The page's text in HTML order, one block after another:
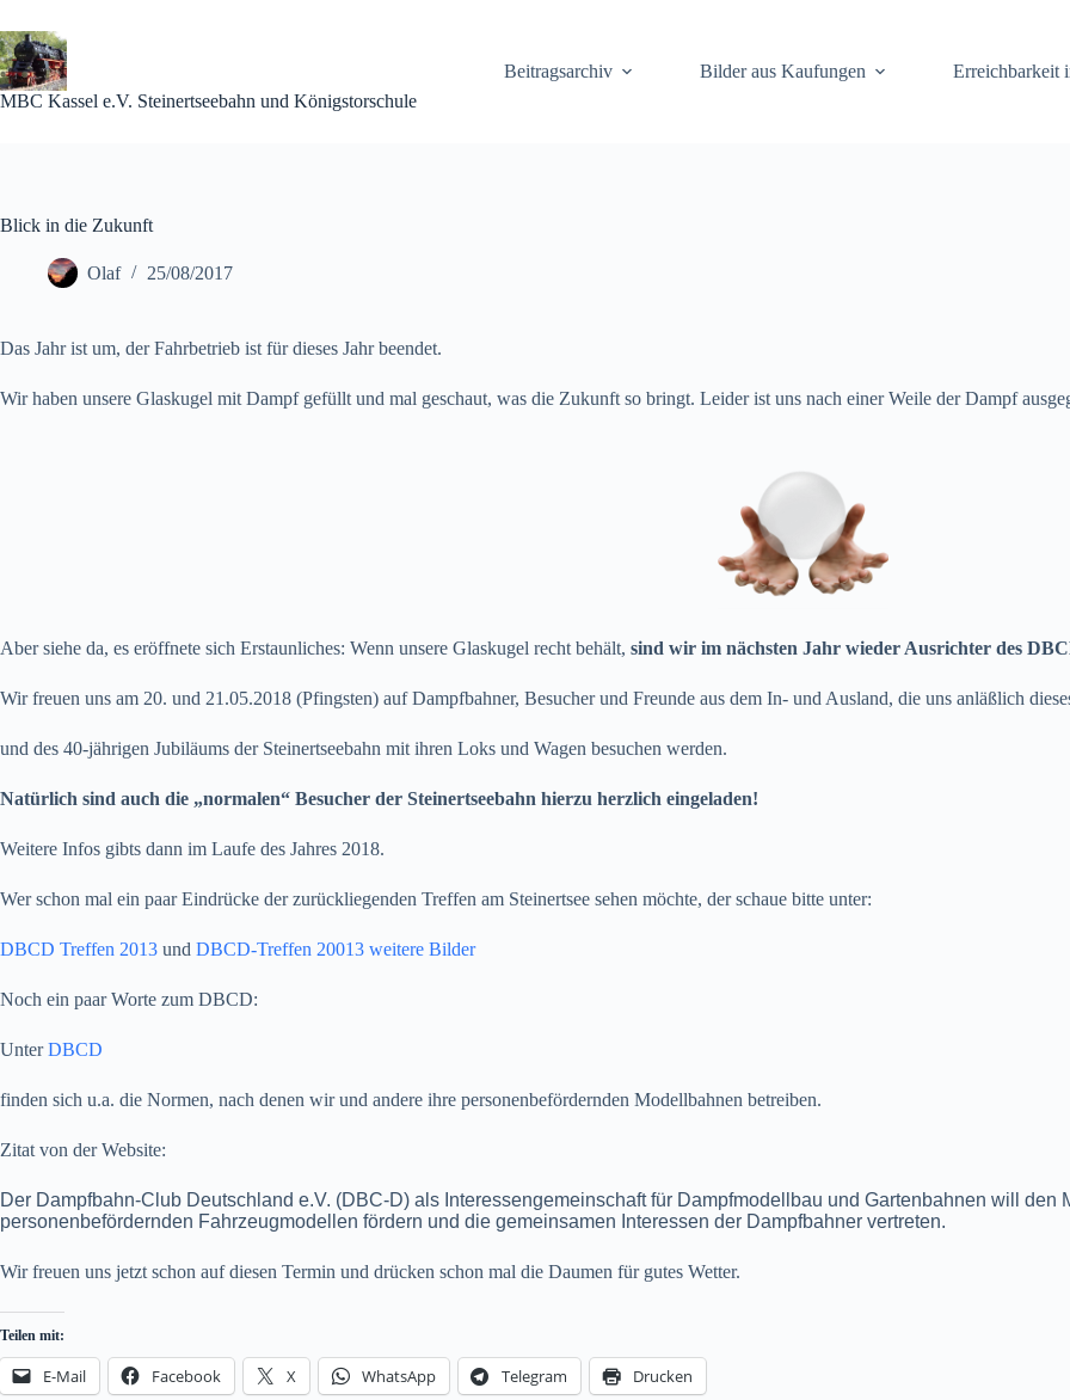
Inhalt
springen
MBC Kassel e.V. Steinertseebahn und Königstorschule
Beitragsarchiv Bilder aus Kaufungen Erreichbarkeit
Blick in die Zukunft
Olaf 25/08/2017
Das Jahr ist um, der Fahrbetrieb ist für dieses Jahr beendet.
Wir haben unsere Glaskugel mit Dampf gefüllt und mal geschaut, was die Zukunft so bringt. Leider ist uns nach einer Weile der Dampf
Aber siehe da, es eröffnete sich Erstaunliches: Wenn unsere Glaskugel recht behält, sind wir im nächsten Jahr wieder Ausrichter des
Wir freuen uns am 20. und 21.05.2018 (Pfingsten) auf Dampfbahner, Besucher und Freunde aus dem In- und Ausland, die uns anläßlich
und des 40-jährigen Jubiläums der Steinertseebahn mit ihren Loks und Wagen besuchen werden.
Natürlich sind auch die „normalen“ Besucher der Steinertseebahn hierzu herzlich eingeladen!
Weitere Infos gibts dann im Laufe des Jahres 2018.
Wer schon mal ein paar Eindrücke der zurückliegenden Treffen am Steinertsee sehen möchte, der schaue bitte unter:
DBCD Treffen 2013 und DBCD-Treffen 20013 weitere Bilder
Noch ein paar Worte zum DBCD:
UnterDBCD
finden sich u.a. die Normen, nach denen wir und andere ihre personenbefördernden Modellbahnen betreiben.
Zitat von der Website:
Der Dampfbahn-Club Deutschland e.V. (DBC-D) als Interessengemeinschaft für Dampfmodellbau und Gartenbahnen will den
personenbefördernden Fahrzeugmodellen fördern und die gemeinsamen Interessen der Dampfbahner vertreten.
Wir freuen uns jetzt schon auf diesen Termin und drücken schon mal die Daumen für gutes Wetter.
Teilen mit:
E-Mail Facebook X WhatsApp Telegram Drucken